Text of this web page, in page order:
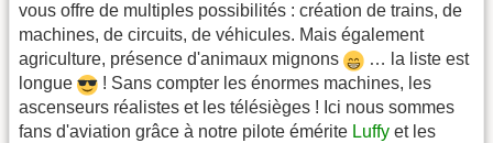
vous offre de multiples possibilités : création de trains, de
machines, de circuits, de véhicules. Mais également
agriculture, présence d'animaux mignons
… la liste est
longue
! Sans compter les énormes machines, les
ascenseurs réalistes et les télésièges ! Ici nous sommes
fans d'aviation grâce à notre pilote émérite Luffy et les